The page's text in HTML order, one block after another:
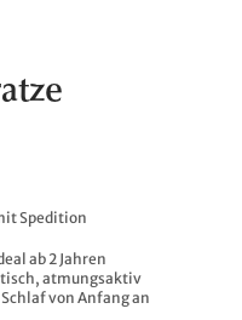
Spedition
ab 2 Jahren
atmungsaktiv
von Anfang an